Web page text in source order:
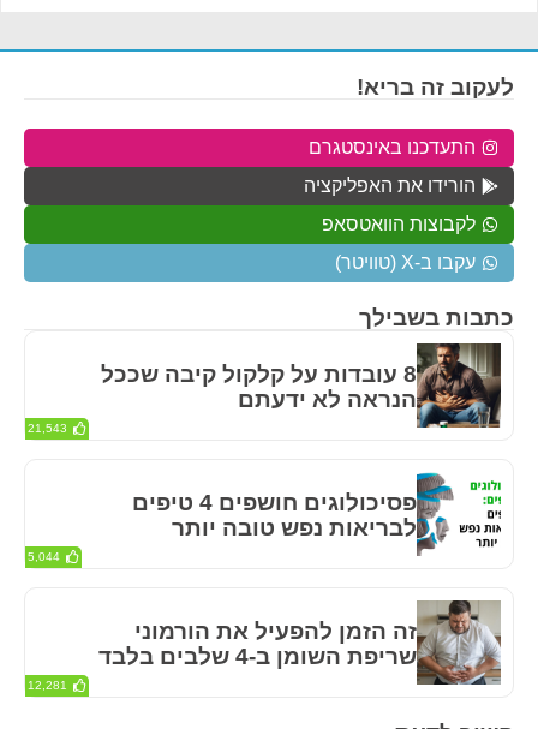
כתבות בשבילך
8 עובדות על קלקול קיבה שככל
הנראה לא ידעתם
21,543
פסיכולוגים חושפים 4 טיפים
לבריאות נפש טובה יותר
5,044
זה הזמן להפעיל את הורמוני
שריפת השומן ב-4 שלבים בלבד
12,281
לעקוב זה בריא!
התעדכנו באינסטגרם
הורידו את האפליקציה
לקבוצות הוואטסאפ
עקבו ב-X (טוויטר)